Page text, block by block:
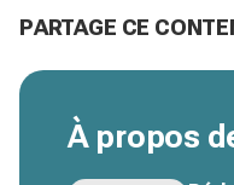
PARTAGE CE
À propos